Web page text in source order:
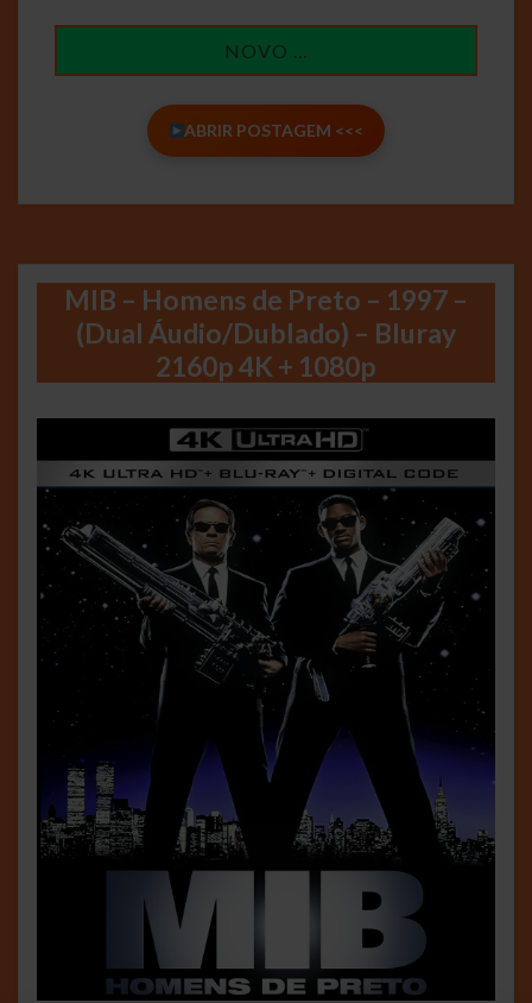
NOVO …
ABRIR POSTAGEM <<<
MIB – Homens de Preto – 1997 –
(Dual Áudio/Dublado) – Bluray
2160p 4K + 1080p